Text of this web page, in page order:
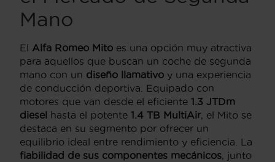
Mano
El Alfa Romeo Mito es una opción muy atractiva
para aquellos que buscan un coche de segunda
mano con un diseño llamativo y una experiencia
de conducción deportiva. Equipado con
motores que van desde el eficiente 1.3 JTDm
diesel hasta el potente 1.4 TB MultiAir, el Mito se
destaca en su segmento por ofrecer un
equilibrio ideal entre rendimiento y eficiencia. La
fiabilidad de sus componentes mecánicos, junto